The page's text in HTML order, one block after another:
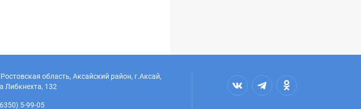
область, Аксайский район, г.Аксай,
Либкнехта, 132
5-99-05